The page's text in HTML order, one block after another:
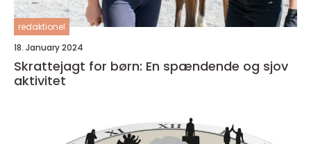
redaktionel
18. January 2024
Skrattejagt for børn: En spændende og sjov
aktivitet